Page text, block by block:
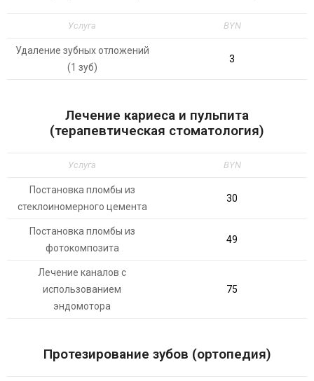
Услуга BYN
Удаление зубных отложений
(1 зуб)
3
Лечение кариеса и пульпита
(терапевтическая стоматология)
Услуга BYN
Постановка пломбы из
стеклоиномерного цемента
30
Постановка пломбы из
фотокомпозита
49
Лечение каналов с
использованием
эндомотора
75
Протезирование зубов (ортопедия)